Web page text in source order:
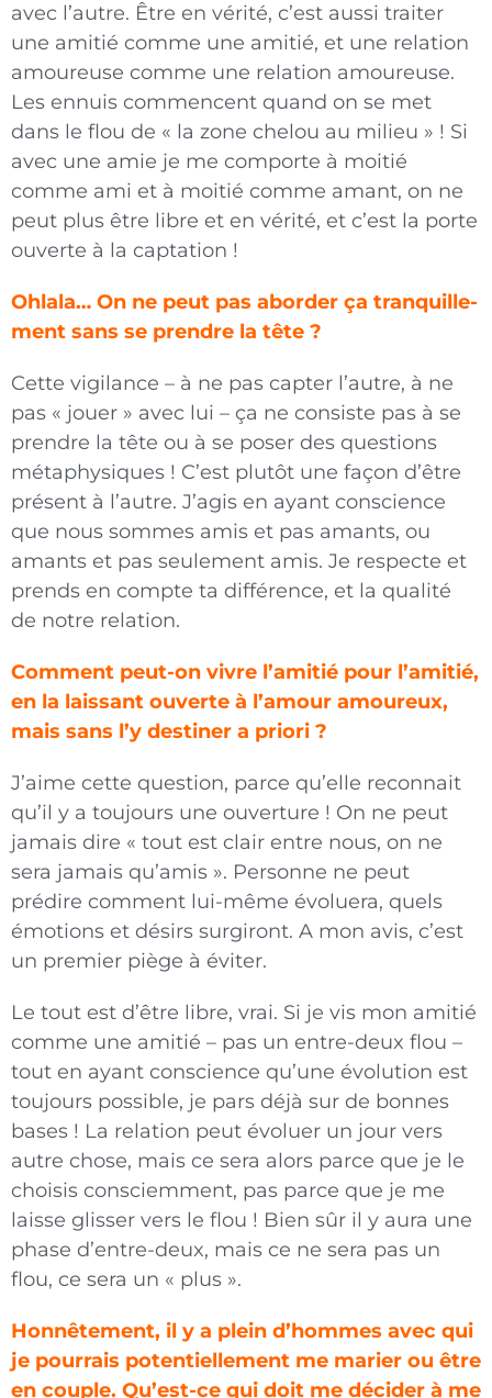
avec l’autre. Être en vérité, c’est aussi traiter
une amitié comme une amitié, et une relation
amoureuse comme une relation amoureuse.
Les ennuis com­mencent quand on se met
dans le flou de « la zone chelou au milieu » ! Si
avec une amie je me comporte à moitié
comme ami et à moitié comme amant, on ne
peut plus être libre et en vérité, et c’est la porte
ouverte à la captation !
Ohlala… On ne peut pas aborder ça tranquille­
ment sans se prendre la tête ?
Cette vigilance – à ne pas capter l’autre, à ne
pas « jouer » avec lui – ça ne consiste pas à se
prendre la tête ou à se poser des questions
métaphysiques ! C’est plutôt une façon d’être
présent à l’autre. J’agis en ayant conscience
que nous sommes amis et pas amants, ou
amants et pas seulement amis. Je res­pecte et
prends en compte ta différence, et la qualité
de notre relation.
Comment peut-on vivre l’amitié pour l’amitié,
en la laissant ouverte à l’amour amoureux,
mais sans l’y destiner a priori ?
J’aime cette question, parce qu’elle reconnait
qu’il y a toujours une ouverture ! On ne peut
jamais dire « tout est clair entre nous, on ne
sera jamais qu’amis ». Personne ne peut
prédire comment lui-même évoluera, quels
émotions et désirs surgiront. A mon avis, c’est
un premier piège à éviter.
Le tout est d’être libre, vrai. Si je vis mon amitié
comme une amitié – pas un entre-deux flou –
tout en ayant conscience qu’une évolution est
toujours possible, je pars déjà sur de bonnes
bases ! La rela­tion peut évoluer un jour vers
autre chose, mais ce sera alors parce que je le
choisis consciemment, pas parce que je me
laisse glisser vers le flou ! Bien sûr il y aura une
phase d’entre-deux, mais ce ne sera pas un
flou, ce sera un « plus ».
Honnêtement, il y a plein d’hommes avec qui
je pourrais potentiellement me marier ou être
en couple. Qu’est-ce qui doit me décider à me